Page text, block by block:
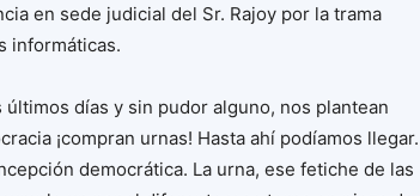
en sede judicial del Sr. Rajoy por la trama
informáticas.
días y sin pudor alguno, nos plantean
¡compran urnas! Hasta ahí podíamos llegar.
democrática. La urna, ese fetiche de las